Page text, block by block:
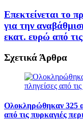
Επεκτείνεται το
για την
εκατ. ευρώ από τις
Σχετικά Άρθρα
Ολοκληρώθηκαν 325
από τις πυρκαγιές